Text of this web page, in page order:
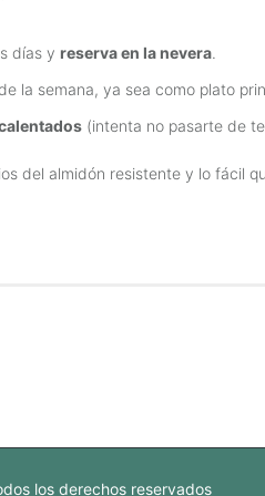
días yreserva en la nevera.
la semana, ya sea como plato
(intenta no pasarte de
del almidón resistente y lo fácil
los derechos reservados